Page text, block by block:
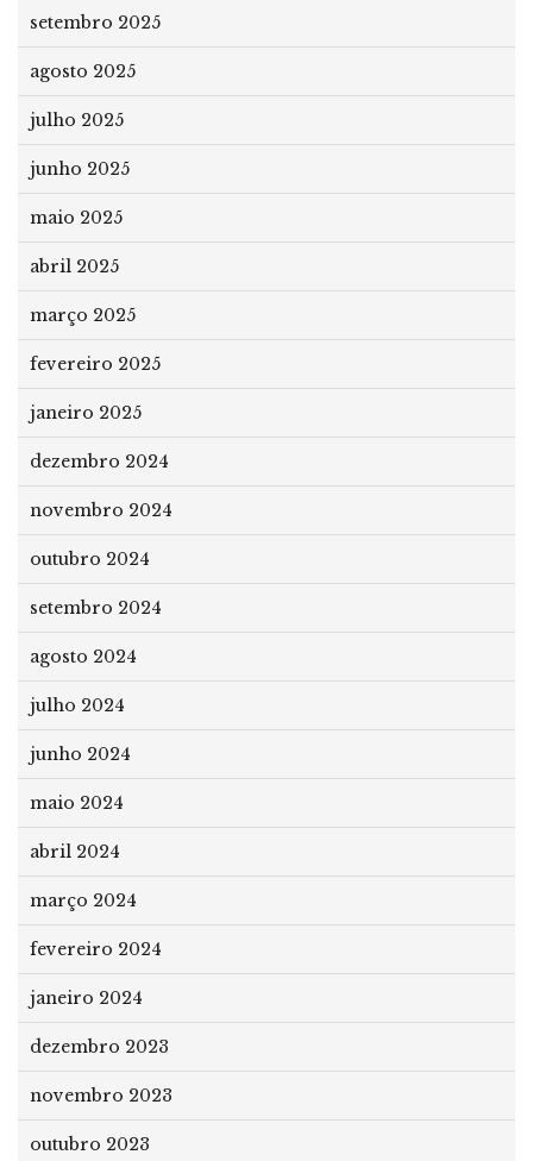
setembro 2025
agosto 2025
julho 2025
junho 2025
maio 2025
abril 2025
março 2025
fevereiro 2025
janeiro 2025
dezembro 2024
novembro 2024
outubro 2024
setembro 2024
agosto 2024
julho 2024
junho 2024
maio 2024
abril 2024
março 2024
fevereiro 2024
janeiro 2024
dezembro 2023
novembro 2023
outubro 2023